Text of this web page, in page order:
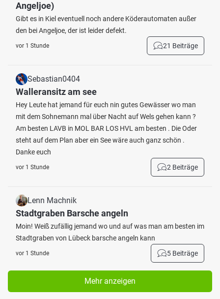
Angeljoe)
Gibt es in Kiel eventuell noch andere Köderautomaten außer
den bei Angeljoe, der ist leider defekt.
vor 1 Stunde 21 Beiträge
Sebastian0404
Walleransitz am see
Hey Leute hat jemand für euch nin gutes Gewässer wo man
mit dem Sohnemann mal über Nacht auf Wels gehen kann ?
Am besten LAVB in MOL BAR LOS HVL am besten . Die Oder
steht auf dem Plan aber ein See wäre auch ganz schön .
Danke euch
vor 1 Stunde 2 Beiträge
Lenn Machnik
Stadtgraben Barsche angeln
Moin! Weiß zufällig jemand wo und auf was man am besten im
Stadtgraben von Lübeck barsche angeln kann
vor 1 Stunde 5 Beiträge
Mehr anzeigen